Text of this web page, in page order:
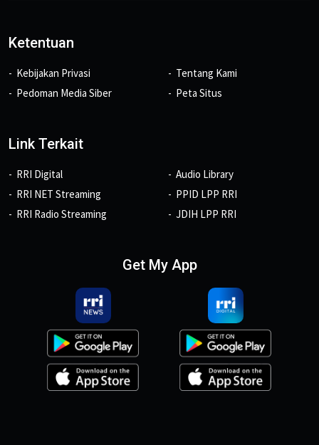
Ketentuan
Kebijakan Privasi
Pedoman Media Siber
Tentang Kami
Peta Situs
Link Terkait
RRI Digital
RRI NET Streaming
RRI Radio Streaming
Audio Library
PPID LPP RRI
JDIH LPP RRI
Get My App